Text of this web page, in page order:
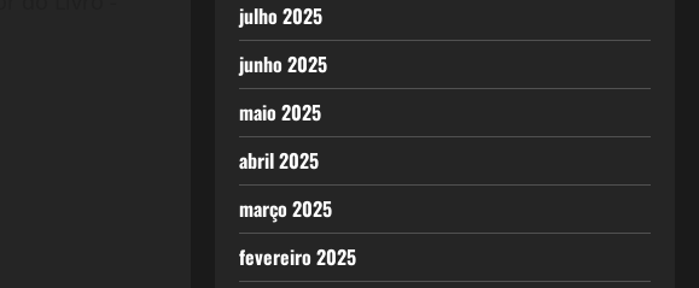
julho 2025
junho 2025
maio 2025
abril 2025
março 2025
fevereiro 2025